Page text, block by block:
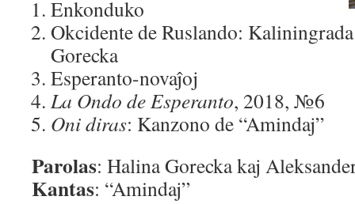
Enkonduko
Okcidente de Ruslando:
Gorecka
Esperanto-novaĵoj
La Ondo de Esperanto, 2018, №6
Oni diras: Kanzono de “Amindaj”
Parolas: Halina Gorecka kaj
Kantas: “Amindaj”